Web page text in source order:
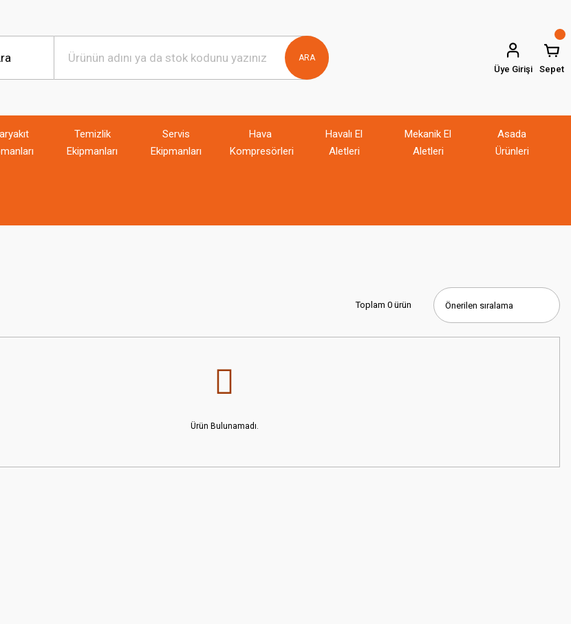
ARA
Üye Girişi Sepet
Temizlik
Ekipmanları
Servis
Ekipmanları
Hava
Kompresörleri
Havalı El
Aletleri
Mekanik El
Aletleri
Asada
Ürünleri
Toplam 0 ürün
Ürün Bulunamadı.